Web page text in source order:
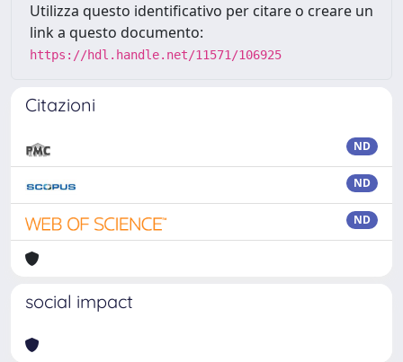
Utilizza questo identificativo per citare o creare un
link a questo documento:
https://hdl.handle.net/11571/106925
Citazioni
ND
ND
ND
social impact